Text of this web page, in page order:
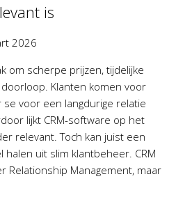
is
2026
om scherpe prijzen, tijdelijke
Klanten komen voor
voor een langdurige relatie
lijkt CRM-software op het
relevant. Toch kan juist een
uit slim klantbeheer. CRM
Relationship Management, maar